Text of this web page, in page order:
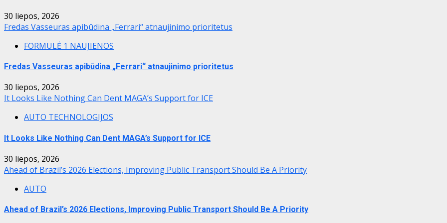
30 liepos, 2026
Fredas Vasseuras apibūdina „Ferrari“ atnaujinimo prioritetus
FORMULĖ 1 NAUJIENOS
Fredas Vasseuras apibūdina „Ferrari“ atnaujinimo prioritetus
30 liepos, 2026
It Looks Like Nothing Can Dent MAGA’s Support for ICE
AUTO TECHNOLOGIJOS
It Looks Like Nothing Can Dent MAGA’s Support for ICE
30 liepos, 2026
Ahead of Brazil’s 2026 Elections, Improving Public Transport Should Be A Priority
AUTO
Ahead of Brazil’s 2026 Elections, Improving Public Transport Should Be A Priority